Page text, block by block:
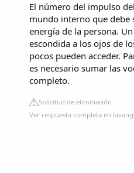
El número del impulso
mundo interno que debe
energía de la persona.
escondida a los ojos de
pocos pueden acceder.
es necesario sumar las
completo.
Solicitud de eliminación
Ver respuesta completa en